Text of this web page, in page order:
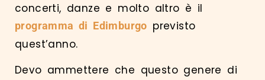
concerti, danze e molto altro è il
programma di Edimburgo previsto
quest’anno.
Devo ammettere che questo genere di